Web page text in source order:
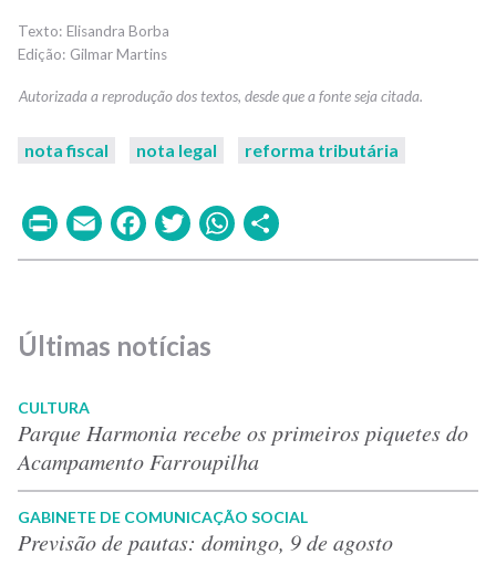
Elisandra Borba
Gilmar Martins
nota fiscal nota legal reforma tributária
PrintEmailFacebook
TwitterWhatsApp
Últimas notícias
CULTURA
Parque Harmonia recebe os primeiros piquetes do
Acampamento Farroupilha
GABINETE DE COMUNICAÇÃO SOCIAL
Previsão de pautas: domingo, 9 de agosto